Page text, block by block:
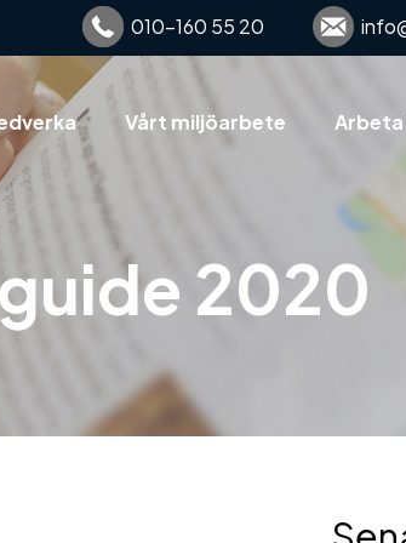
010-160 55 20
Vårt miljöarbete Arbeta
2020